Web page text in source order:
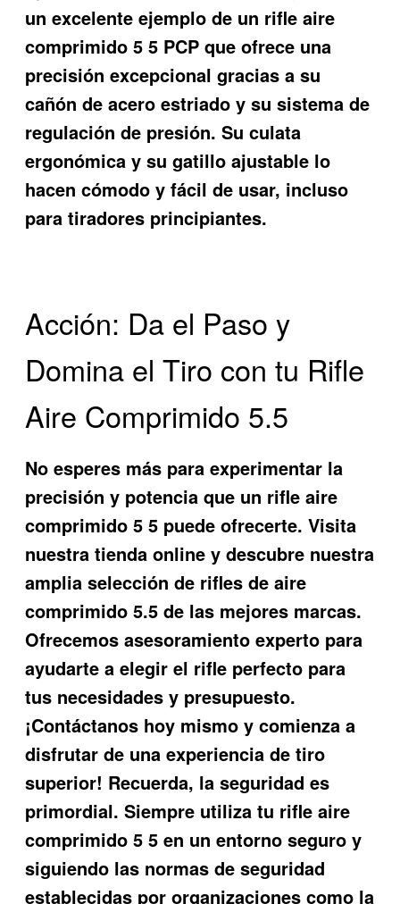
un excelente ejemplo de un rifle aire
comprimido 5 5 PCP que ofrece una
precisión excepcional gracias a su
cañón de acero estriado y su sistema de
regulación de presión. Su culata
ergonómica y su gatillo ajustable lo
hacen cómodo y fácil de usar, incluso
para tiradores principiantes.
Acción: Da el Paso y
Domina el Tiro con tu Rifle
Aire Comprimido 5.5
No esperes más para experimentar la
precisión y potencia que un rifle aire
comprimido 5 5 puede ofrecerte. Visita
nuestra tienda online y descubre nuestra
amplia selección de rifles de aire
comprimido 5.5 de las mejores marcas.
Ofrecemos asesoramiento experto para
ayudarte a elegir el rifle perfecto para
tus necesidades y presupuesto.
¡Contáctanos hoy mismo y comienza a
disfrutar de una experiencia de tiro
superior! Recuerda, la seguridad es
primordial. Siempre utiliza tu rifle aire
comprimido 5 5 en un entorno seguro y
siguiendo las normas de seguridad
establecidas por organizaciones como la